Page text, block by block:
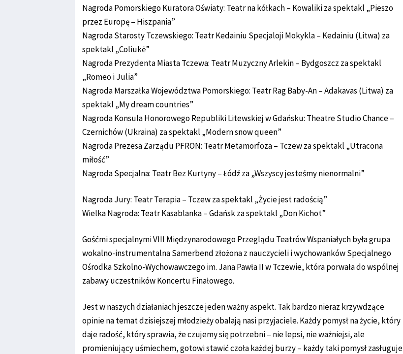
Nagroda Pomorskiego Kuratora Oświaty: Teatr na kółkach – Kowaliki za spektakl „Pieszo
przez Europę – Hiszpania”
Nagroda Starosty Tczewskiego: Teatr Kedainiu Specjaloji Mokykla – Kedainiu (Litwa) za
spektakl „Coliukė”
Nagroda Prezydenta Miasta Tczewa: Teatr Muzyczny Arlekin – Bydgoszcz za spektakl
„Romeo i Julia”
Nagroda Marszałka Województwa Pomorskiego: Teatr Rag Baby-An – Adakavas (Litwa) za
spektakl „My dream countries”
Nagroda Konsula Honorowego Republiki Litewskiej w Gdańsku: Theatre Studio Chance –
Czernichów (Ukraina) za spektakl „Modern snow queen”
Nagroda Prezesa Zarządu PFRON: Teatr Metamorfoza – Tczew za spektakl „Utracona
miłość”
Nagroda Specjalna: Teatr Bez Kurtyny – Łódź za „Wszyscy jesteśmy nienormalni”
Nagroda Jury: Teatr Terapia – Tczew za spektakl „Życie jest radością”
Wielka Nagroda: Teatr Kasablanka – Gdańsk za spektakl „Don Kichot”
Gośćmi specjalnymi VIII Międzynarodowego Przeglądu Teatrów Wspaniałych była grupa
wokalno-instrumentalna Samerbend złożona z nauczycieli i wychowanków Specjalnego
Ośrodka Szkolno-Wychowawczego im. Jana Pawła II w Tczewie, która porwała do wspólnej
zabawy uczestników Koncertu Finałowego.
Jest w naszych działaniach jeszcze jeden ważny aspekt. Tak bardzo nieraz krzywdzące
opinie na temat dzisiejszej młodzieży obalają nasi przyjaciele. Każdy pomysł na życie, który
daje radość, który sprawia, że czujemy się potrzebni – nie lepsi, nie ważniejsi, ale
promieniujący uśmiechem, gotowi stawić czoła każdej burzy – każdy taki pomysł zasługuje